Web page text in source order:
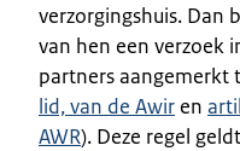
verzorgingshuis. Dan
van hen een verzoek
partners aangemerkt
lid, van de Awir en
AWR). Deze regel